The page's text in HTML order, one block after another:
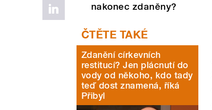
nakonec zdaněny?
Zdanění církevních
restitucí? Jen plácnutí do
vody od někoho, kdo tady
teď dost znamená, říká
Přibyl